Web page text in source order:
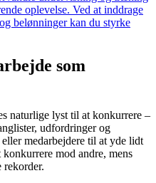
oplevelse. Ved at inddrage
belønninger kan du styrke
som
naturlige lyst til at konkurrere –
udfordringer og
medarbejdere til at yde lidt
mod andre, mens
rekorder.